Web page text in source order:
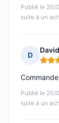
Publié le 20/
suite à un
D
Note
Publié le 20/
suite à un